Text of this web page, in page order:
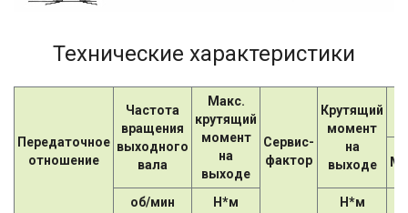
Технические характеристики
Передаточное
отношение
Частота
вращения
выходного
вала
Макс.
крутящий
момент
на
выходе
Сервис-
фактор
Крутящий
момент
на
выходе
об/мин Н*м Н*м